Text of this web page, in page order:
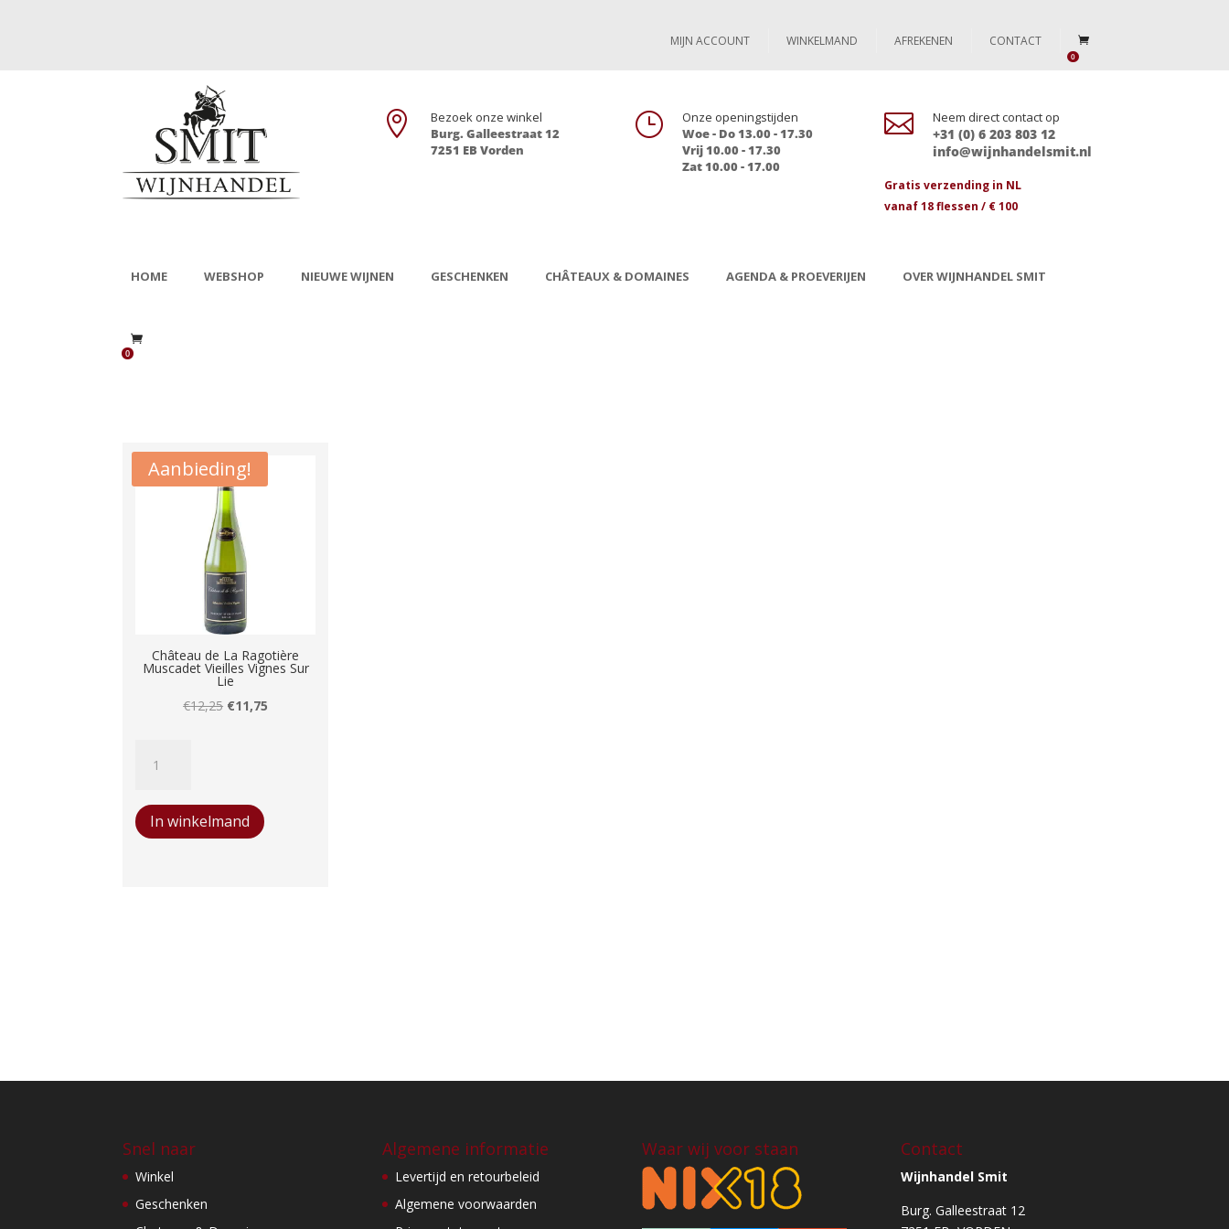
MIJN ACCOUNT WINKELMAND AFREKENEN CONTACT
0

Bezoek onze winkel
Burg. Galleestraat 12
7251 EB Vorden
}
Onze openingstijden
Woe - Do 13.00 - 17.30
Vrij 10.00 - 17.30
Zat 10.00 - 17.00
 Neem direct contact op
+31 (0) 6 203 803 12
info@wijnhandelsmit.nl
Gratis verzending in NL
vanaf 18 flessen / € 100
HOME WEBSHOP NIEUWE WIJNEN GESCHENKEN CHÂTEAUX & DOMAINES AGENDA & PROEVERIJEN OVER WIJNHANDEL SMIT
0
Aanbieding!
Château de La Ragotière
Muscadet Vieilles Vignes Sur
Lie
€12,25 Oorspronkelijke
€11,75
Ragotière
In winkelmand
Snel naar
Winkel
Geschenken
Algemene informatie
Levertijd en retourbeleid
Algemene voorwaarden
Waar wij voor staan Contact
Wijnhandel Smit
Burg. Galleestraat 12